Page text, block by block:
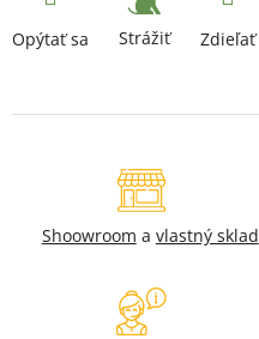
Opýtať sa Strážiť Zdieľať
Shoowroom a vlastný sklad